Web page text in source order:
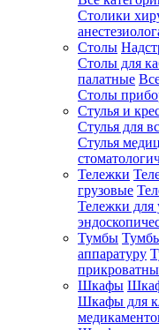
Столики
Столы
Столы для
палатные
Столы
Стулья и
Стулья для
Стулья
Тележки
грузовые
Тележки
Тумбы
аппаратуру
Шкафы
Шкафы для